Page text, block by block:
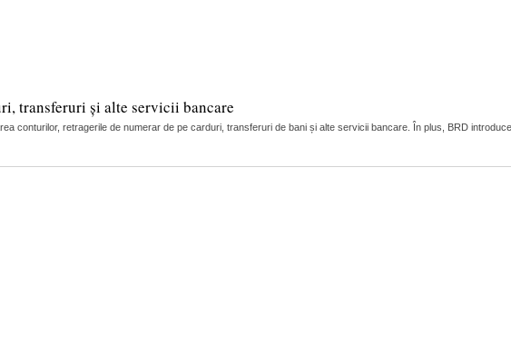
transferuri și alte servicii bancare
conturilor, retragerile de numerar de pe carduri, transferuri de bani și alte servicii bancare. În plus, BRD